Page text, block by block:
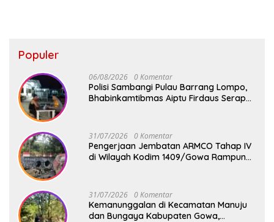
Populer
06/08/2026 0 Komentar
Polisi Sambangi Pulau Barrang Lompo,
Bhabinkamtibmas Aiptu Firdaus Serap
31/07/2026 0 Komentar
Pengerjaan Jembatan ARMCO Tahap IV
di Wilayah Kodim 1409/Gowa Rampung
31/07/2026 0 Komentar
Kemanunggalan di Kecamatan Manuju
dan Bungaya Kabupaten Gowa,